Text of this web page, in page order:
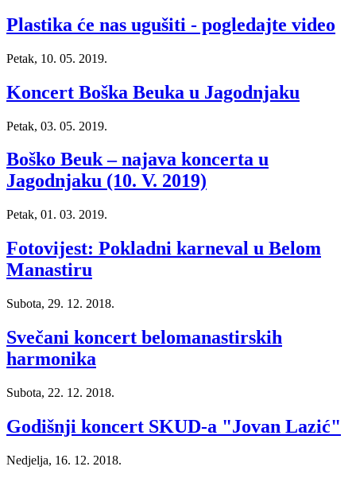
Plastika će nas ugušiti - pogledajte video
Petak, 10. 05. 2019.
Koncert Boška Beuka u Jagodnjaku
Petak, 03. 05. 2019.
Boško Beuk – najava koncerta u
Jagodnjaku (10. V. 2019)
Petak, 01. 03. 2019.
Fotovijest: Pokladni karneval u Belom
Manastiru
Subota, 29. 12. 2018.
Svečani koncert belomanastirskih
harmonika
Subota, 22. 12. 2018.
Godišnji koncert SKUD-a "Jovan Lazić"
Nedjelja, 16. 12. 2018.